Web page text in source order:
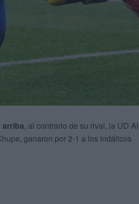
arriba, al contrario de su rival, la UD
ganaron por 2-1 a los indálicos